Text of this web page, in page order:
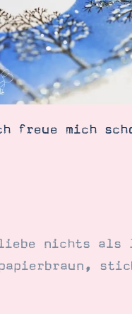
freue mich
nichts als
,